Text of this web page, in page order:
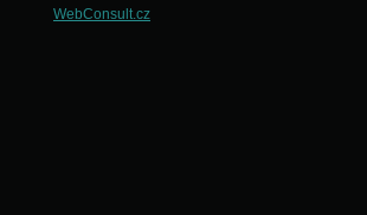
WebConsult.cz